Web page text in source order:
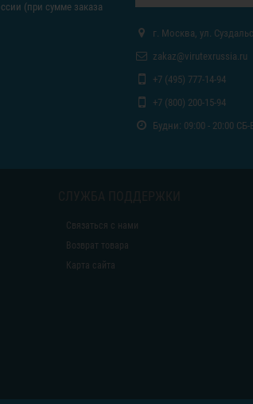
(при сумме заказа
г. Москва, ул.
zakaz@virutexrussia.ru
+7 (495) 777-14-94
+7 (800) 200-15-94
Будни: 09:00 - 20:00
Связаться с нами
Возврат товара
Карта сайта